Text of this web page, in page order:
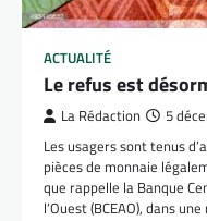
ACTUALITÉ
Le refus est
La Rédaction 5
Les usagers sont tenus
pièces de monnaie
que rappelle la Banque
l’Ouest (BCEAO), dans